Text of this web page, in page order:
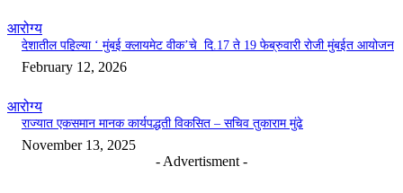
आरोग्य
देशातील पहिल्या ‘ मुंबई क्लायमेट वीक’चे दि.17 ते 19 फेब्रुवारी रोजी मुंबईत आयोजन
February 12, 2026
आरोग्य
राज्यात एकसमान मानक कार्यपद्धती विकसित – सचिव तुकाराम मुंढे
November 13, 2025
- Advertisment -